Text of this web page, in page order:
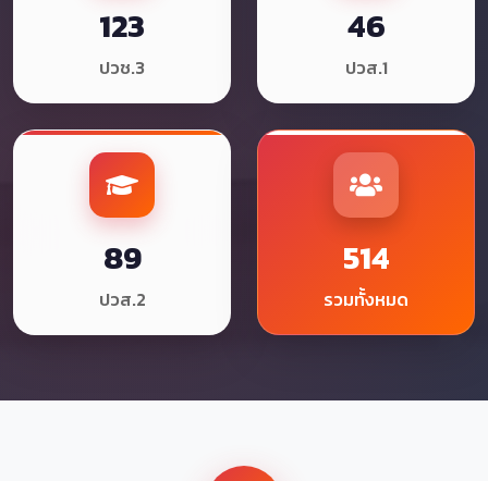
123
ปวช.3
46
ปวส.1
89
ปวส.2
514
รวมทั้งหมด